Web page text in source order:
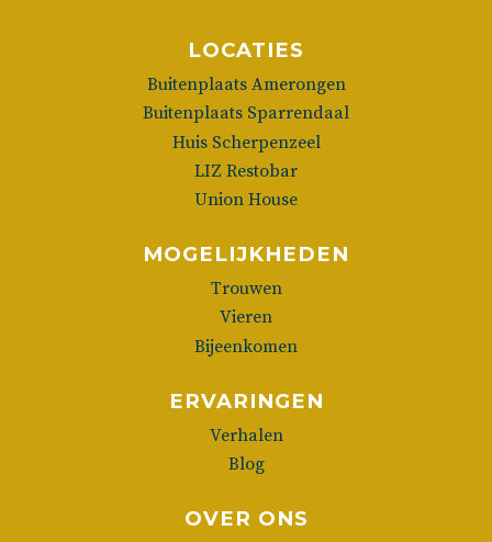
LOCATIES
Buitenplaats Amerongen
Buitenplaats Sparrendaal
Huis Scherpenzeel
LIZ Restobar
Union House
MOGELIJKHEDEN
Trouwen
Vieren
Bijeenkomen
ERVARINGEN
Verhalen
Blog
OVER ONS